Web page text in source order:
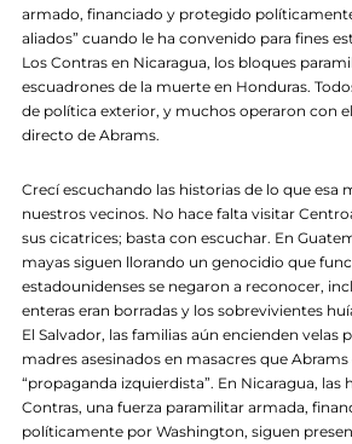
armado, financiado y protegido
aliados” cuando le ha convenido para fines
Los Contras en Nicaragua, los bloques
escuadrones de la muerte en Honduras.
de política exterior, y muchos operaron con
directo de Abrams.
Crecí escuchando las historias de lo que esa
nuestros vecinos. No hace falta visitar
sus cicatrices; basta con escuchar. En
mayas siguen llorando un genocidio que
estadounidenses se negaron a reconocer,
enteras eran borradas y los sobrevivientes
El Salvador, las familias aún encienden velas
madres asesinados en masacres que
“propaganda izquierdista”. En Nicaragua, las
Contras, una fuerza paramilitar armada,
políticamente por Washington, siguen